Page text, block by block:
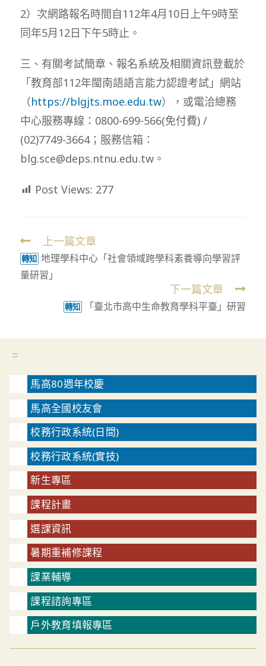
2）次網路報名時間自112年4月10日上午9時至
同年5月12日下午5時止。
三、有關考試簡章、報名系統及相關資訊登載於
「教育部112年閩南語語言能力認證考試」網站
（https://blgjts.moe.edu.tw），或電洽總務
中心服務專線：0800-699-566(免付費) /
(02)7749-3664；服務信箱：
blg.sce@deps.ntnu.edu.tw。
Post Views: 277
Read
more
articles
上一篇文章
轉知 地理學科中心「社會領域跨學科素養導向學習評
量研習」
下一篇文章
轉知 「臺北市高中生命教育學科平臺」研習
:::
馬高80週年校慶
馬高全國校友會
校務行政系統(日間)
校務行政系統(實技)
新生專區
課程計畫
選課資訊
暑期重補修課程
課業輔導
課程諮詢專區
戶外教育填報專區